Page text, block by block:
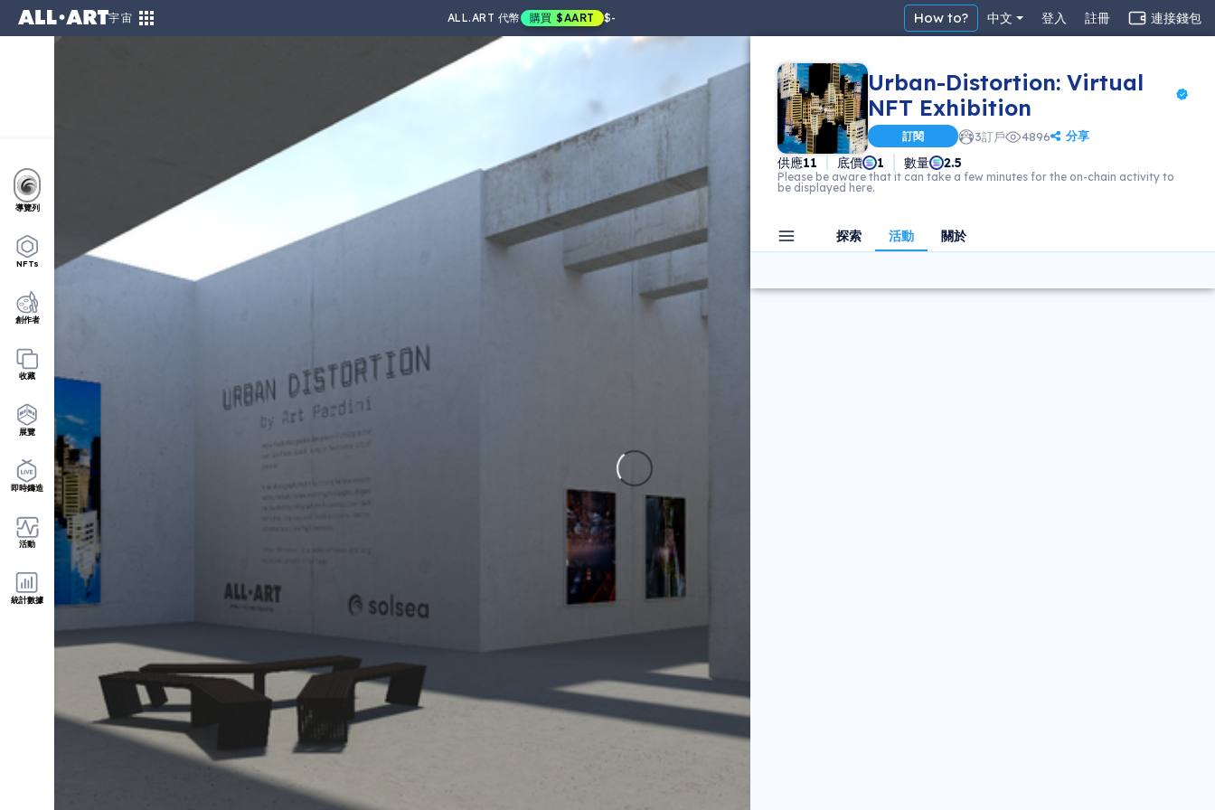
宇宙 ALL.ART 代幣 購買 $AART $- How to? 中文 登入 註冊 連接錢包
導覽列
NFTs
創作者
收藏
展覽
即時鑄造
活動
統計數據
Urban-Distortion: Virtual
NFT Exhibition
訂閱 3訂戶 4896 分享
供應11 底價 1 數量 2.5
Please be aware that it can take a few minutes for the on-chain activity to
be displayed here.
探索 活動 關於